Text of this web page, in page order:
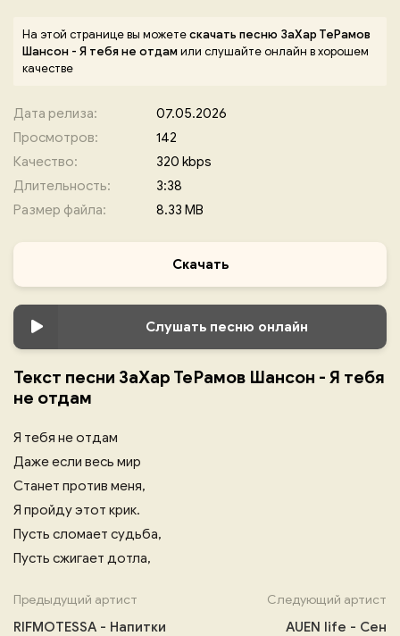
На этой странице вы можетескачать песню ЗаХар ТеРамов
Шансон - Я тебя не отдамили слушайте онлайн в хорошем
качестве
Дата релиза:
07.05.2026
Просмотров:
142
Качество:
320 kbps
Длительность:
3:38
Размер файла:
8.33 MB
Скачать
Слушать песню онлайн
Текст песни ЗаХар ТеРамов Шансон - Я тебя
не отдам
Я тебя не отдам
Даже если весь мир
Станет против меня,
Я пройду этот крик.
Пусть сломает судьба,
Пусть сжигает дотла,
Предыдущий артист
RIFMOTESSA - Напитки
Следующий артист
AUEN life - Сен